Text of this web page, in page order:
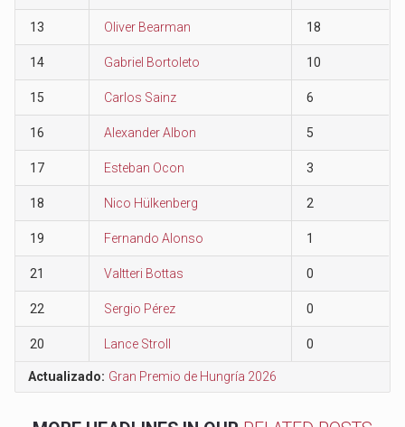
13 Oliver Bearman 18
14 Gabriel Bortoleto 10
15 Carlos Sainz 6
16 Alexander Albon 5
17 Esteban Ocon 3
18 Nico Hülkenberg 2
19 Fernando Alonso 1
21 Valtteri Bottas 0
22 Sergio Pérez 0
20 Lance Stroll 0
Actualizado: Gran Premio de Hungría 2026